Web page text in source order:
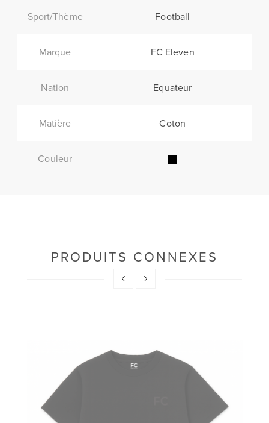
Sport/Thème Football
Marque FC Eleven
Nation Equateur
Matière Coton
Couleur
PRODUITS CONNEXES